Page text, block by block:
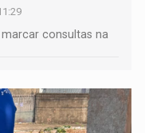
consultas na